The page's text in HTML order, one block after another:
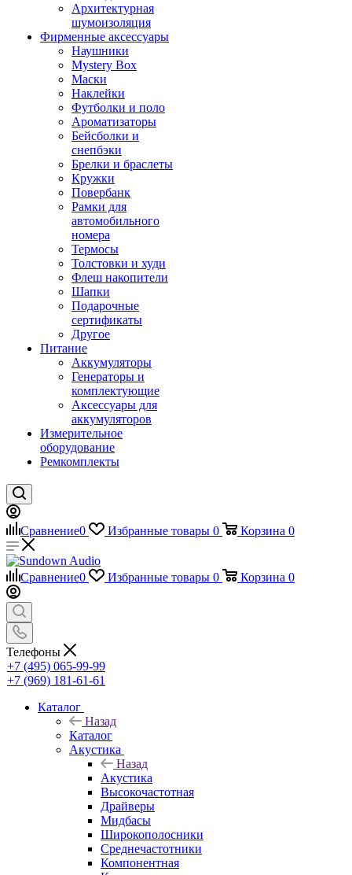
Архитектурная
шумоизоляция
Фирменные аксессуары
Наушники
Mystery Box
Маски
Наклейки
Футболки и поло
Ароматизаторы
Бейсболки и
снепбэки
Брелки и браслеты
Кружки
Повербанк
Рамки для
автомобильного
номера
Термосы
Толстовки и худи
Флеш накопители
Шапки
Подарочные
сертификаты
Другое
Питание
Аккумуляторы
Генераторы и
комплектующие
Аксессуары для
аккумуляторов
Измерительное
оборудование
Ремкомплекты
Сравнение0 Избранные товары 0 Корзина 0
Сравнение0 Избранные товары 0 Корзина 0
Телефоны
+7 (495) 065-99-99
+7 (969) 181-61-61
Каталог
Назад
Каталог
Акустика
Назад
Акустика
Высокочастотная
Драйверы
Мидбасы
Широкополосники
Среднечастотники
Компонентная